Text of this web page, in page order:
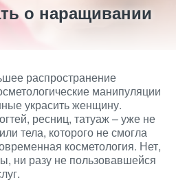
о наращивании
распространение
манипуляции
украсить женщину.
ресниц, татуаж – уже не
тела, которого не смогла
косметология. Нет,
ни разу не пользовавшейся